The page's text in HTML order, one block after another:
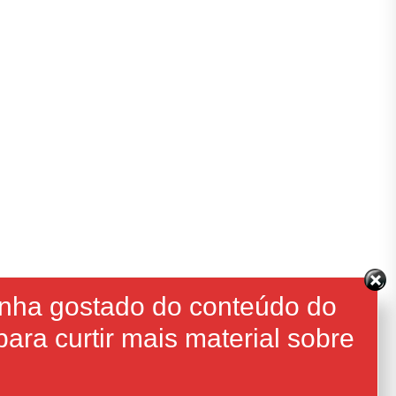
gostado do conteúdo do
curtir mais material sobre